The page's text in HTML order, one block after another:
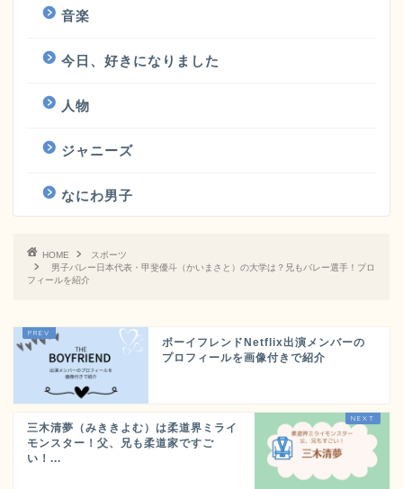
音楽
今日、好きになりました
人物
ジャニーズ
なにわ男子
HOME
スポーツ
男子バレー日本代表・甲斐優斗（かいまさと）の大学は？兄もバレー選手！プロ
フィールを紹介
ボーイフレンドNetflix出演メンバーの
プロフィールを画像付きで紹介
三木清夢（みききよむ）は柔道界ミライ
モンスター！父、兄も柔道家ですご
い！...